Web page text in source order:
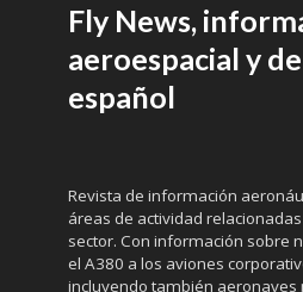
Fly News,
aeroespacial y
español
Revista de información
áreas de actividad
sector. Con información sobre
el A380 a los aviones
incluyendo también aeronaves